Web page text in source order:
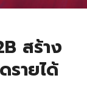
สร้าง
รายได้